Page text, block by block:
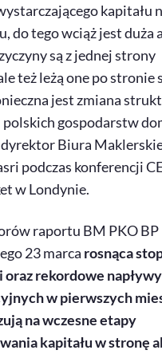
kapitału
do tego wciąż jest duża
są z jednej strony
też leżą one po stronie
jest zmiana
polskich gospodarstw
dyrektor Biura
podczas konferencji
w Londynie.
raportu BM PKO BP
23 marca rosnąca
oraz rekordowe
w pierwszych
na wczesne etapy
kapitału w stronę